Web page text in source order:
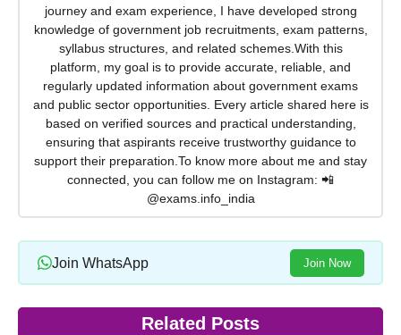
journey and exam experience, I have developed strong
knowledge of government job recruitments, exam patterns,
syllabus structures, and related schemes.With this
platform, my goal is to provide accurate, reliable, and
regularly updated information about government exams
and public sector opportunities. Every article shared here is
based on verified sources and practical understanding,
ensuring that aspirants receive trustworthy guidance to
support their preparation.To know more about me and stay
connected, you can follow me on Instagram: 📲
@exams.info_india
Join WhatsApp Join Now
Related Posts